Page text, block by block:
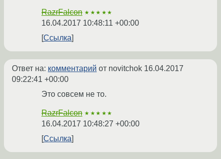
RazrFalcon ★★★★★
16.04.2017 10:48:11 +00:00
Ссылка
Ответ на: комментарий от novitchok 16.04.2017
09:22:41 +00:00
Это совсем не то.
RazrFalcon ★★★★★
16.04.2017 10:48:27 +00:00
Ссылка